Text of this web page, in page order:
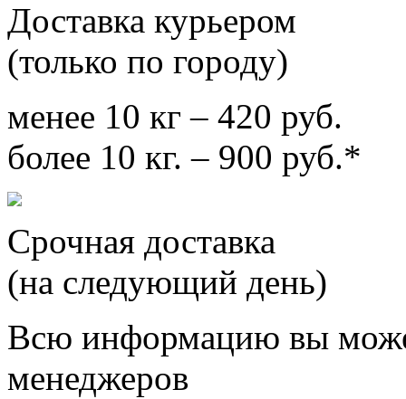
Доставка курьером
(только по городу)
менее 10 кг – 420 руб.
более 10 кг. – 900 руб.*
Срочная доставка
(на следующий день)
Всю информацию вы
менеджеров